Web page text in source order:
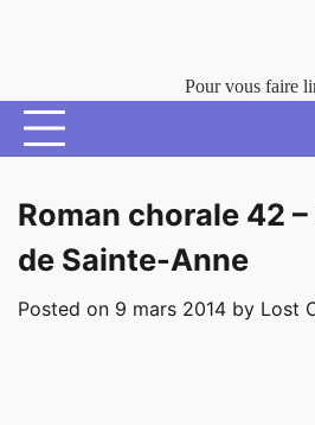
Pour vous faire
Roman chorale 42
de Sainte-Anne
Posted on 9 mars 2014 by Lost